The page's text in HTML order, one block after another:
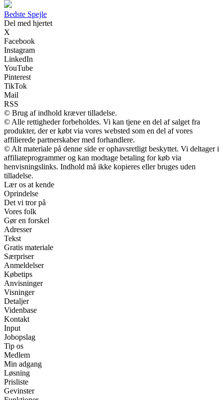
Bedste Spejle
Del med hjertet
X
Facebook
Instagram
LinkedIn
YouTube
Pinterest
TikTok
Mail
RSS
© Brug af indhold kræver tilladelse.
© Alle rettigheder forbeholdes. Vi kan tjene en del af salget fra
produkter, der er købt via vores websted som en del af vores
affilierede partnerskaber med forhandlere.
© Alt materiale på denne side er ophavsretligt beskyttet. Vi deltager i
affiliateprogrammer og kan modtage betaling for køb via
henvisningslinks. Indhold må ikke kopieres eller bruges uden
tilladelse.
Lær os at kende
Oprindelse
Det vi tror på
Vores folk
Gør en forskel
Adresser
Tekst
Gratis materiale
Særpriser
Anmeldelser
Købetips
Anvisninger
Visninger
Detaljer
Videnbase
Kontakt
Input
Jobopslag
Tip os
Medlem
Min adgang
Løsning
Prisliste
Gevinster